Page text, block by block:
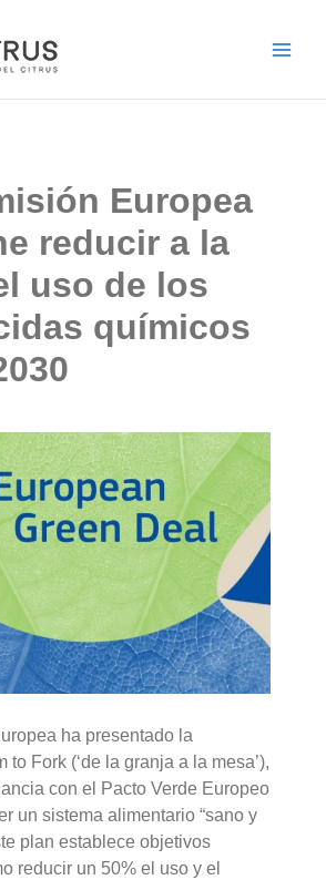
Europea
reducir a la
uso de los
químicos
ha presentado la
to Fork (‘de la granja a la mesa’),
con el Pacto Verde Europeo
un sistema alimentario “sano y
plan establece objetivos
reducir un 50% el uso y el